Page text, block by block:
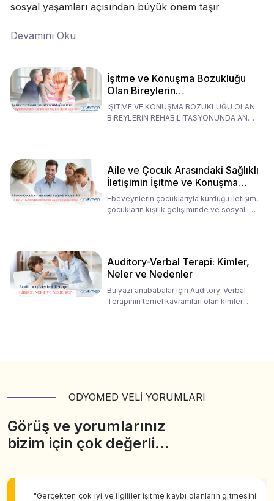
sosyal yaşamları açısından büyük önem taşır
Devamını Oku
İşitme ve Konuşma Bozukluğu
Olan Bireylerin
Rehabilitasyonunda Ana
Babaların Tutumları
İŞİTME VE KONUŞMA BOZUKLUĞU OLAN
BİREYLERİN REHABİLİTASYONUNDA ANA
Aile ve Çocuk Arasındaki Sağlıklı
İletişimin İşitme ve Konuşma
Rehabilitasyonundaki Rolü
Ebeveynlerin çocuklarıyla kurduğu iletişim,
çocukların kişilik gelişiminde ve sosyal-
Auditory-Verbal Terapi: Kimler,
Neler ve Nedenler
Bu yazı anababalar için Auditory-Verbal
Terapinin temel kavramları olan kimler,
ODYOMED VELİ YORUMLARI
Görüş ve yorumlarınız
bizim için çok değerli…
"Gerçekten çok iyi ve ilgililer işitme kaybı olanların gitmesini